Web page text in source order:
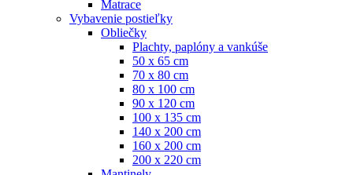
Matrace
Vybavenie postieľky
Obliečky
Plachty, paplóny a vankúše
50 x 65 cm
70 x 80 cm
80 x 100 cm
90 x 120 cm
100 x 135 cm
140 x 200 cm
160 x 200 cm
200 x 220 cm